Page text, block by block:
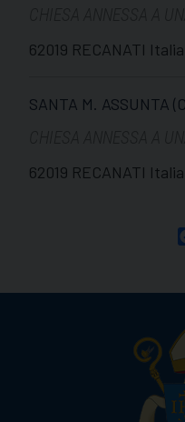
62019 RECANATI Italia
SANTA M. ASSUNTA
62019 RECANATI Italia